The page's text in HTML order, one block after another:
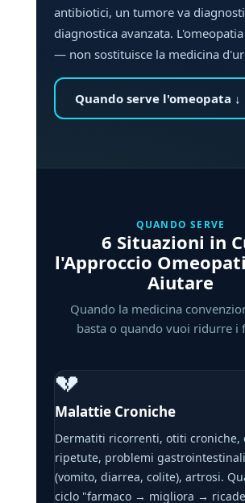
antibiotici, un tumore va
diagnostica avanzata.
— non sostituisce la medicina
Quando serve l'omeopata ↓
QUANDO SERVE
6 Situazioni in
l'Approccio
Aiutare
Quando la medicina
basta o quando vuoi ridurre i
💔
Malattie Croniche
Dermatiti ricorrenti, otiti croniche,
ripetute, problemi
(vomito, diarrea, colite), artrosi.
ciclo "farmaco → migliora →